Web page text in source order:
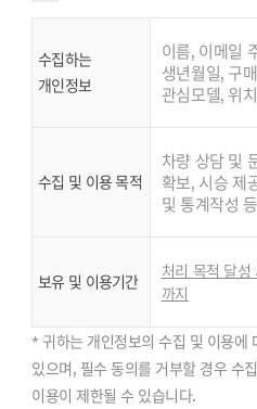
수집하는
개인정보
이름, 이메일
생년월일, 구
관심모델, 위
수집 및 이용 목적
차량 상담 및
확보, 시승 제
및 통계작성
보유 및 이용기간
처리 목적 달성
까지
* 귀하는 개인정보의 수집 및 이용에
있으며, 필수 동의를 거부할 경우 수
이용이 제한될 수 있습니다.